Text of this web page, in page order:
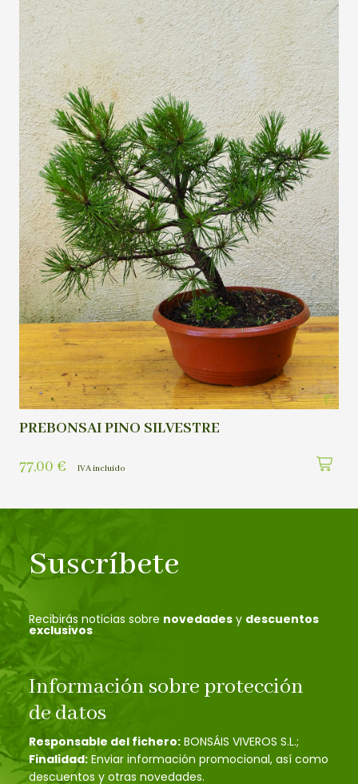
PREBONSAI PINO SILVESTRE
77,00 € IVA incluído
Suscríbete
Recibirás noticias sobre novedades y descuentos
exclusivos
Información sobre protección
de datos
Responsable del fichero: BONSÁIS VIVEROS S.L.;
Finalidad: Enviar información promocional, así como
descuentos y otras novedades.